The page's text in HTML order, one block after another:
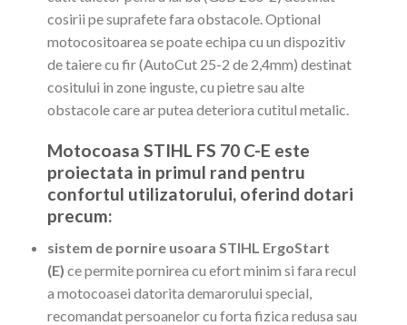
cosirii pe suprafete fara obstacole. Optional
motocositoarea se poate echipa cu un dispozitiv
de taiere cu fir (AutoCut 25-2 de 2,4mm) destinat
cositului in zone inguste, cu pietre sau alte
obstacole care ar putea deteriora cutitul metalic.
Motocoasa STIHL FS 70 C-E este
proiectata in primul rand pentru
confortul utilizatorului, oferind dotari
precum:
sistem de pornire usoara STIHL ErgoStart
(E) ce permite pornirea cu efort minim si fara recul
a motocoasei datorita demarorului special,
recomandat persoanelor cu forta fizica redusa sau